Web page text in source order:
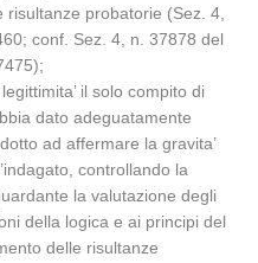
risultanze probatorie (Sez. 4,
conf. Sez. 4, n. 37878 del
il solo compito di
dato adeguatamente
ad affermare la gravita’
controllando la
la valutazione degli
della logica e ai principi del
delle risultanze